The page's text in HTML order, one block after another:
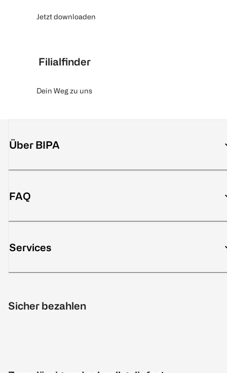
Jetzt downloaden
Filialfinder
Dein Weg zu uns
Über BIPA
FAQ
Services
Sicher bezahlen